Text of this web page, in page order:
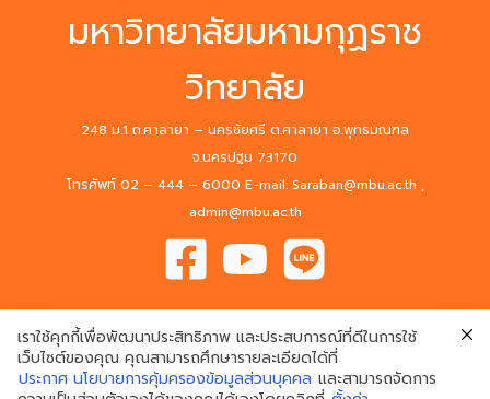
มหาวิทยาลัยมหามกุฏราช
วิทยาลัย
248 ม.1 ถ.ศาลายา – นครชัยศรี ต.ศาลายา อ.พุทธมณฑล
จ.นครปฐม 73170
โทรศัพท์ 02 – 444 – 6000 E-mail: Saraban@mbu.ac.th ,
admin@mbu.ac.th
© 2020 Mahamakut Buddhist University. All Rights Reserved.
เราใช้คุกกี้เพื่อพัฒนาประสิทธิภาพ และประสบการณ์ที่ดีในการใช้
เว็บไซต์ของคุณ คุณสามารถศึกษารายละเอียดได้ที่
ประกาศ นโยบายการคุ้มครองข้อมูลส่วนบุคคล และสามารถจัดการ